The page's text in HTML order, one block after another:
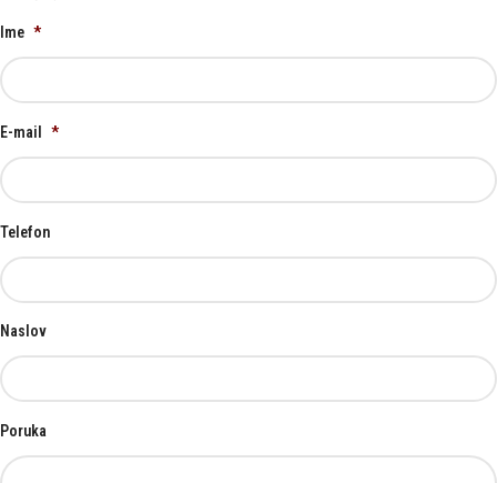
Ime *
E-mail *
Telefon
Naslov
Poruka